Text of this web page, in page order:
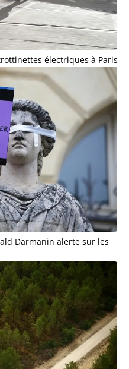
électriques à Paris
Darmanin alerte sur les